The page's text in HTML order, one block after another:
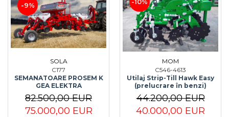
Remorci Tehnologice
Remorci Transfer Cereale
Remorci Transport
Remorci Împrăștiat Gunoi
Scarificatoare
Semănători
Semănători Prășitoare
-9%
SOLA
C177
SEMANATOARE PROSEM K
GEA ELEKTRA
82.500,00 EUR
75.000,00 EUR
MOM
C546-4613
Utilaj Strip-Till Hawk Easy
(prelucrare în benzi)
44.200,00 EUR
40.000,00 EUR